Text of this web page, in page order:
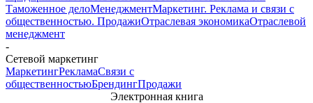
Таможенное делоМенеджментМаркетинг. Реклама и связи с
общественностью. ПродажиОтраслевая экономикаОтраслевой
менеджмент
-
Сетевой маркетинг
МаркетингРекламаСвязи с
общественностьюБрендингПродажи
Электронная книга